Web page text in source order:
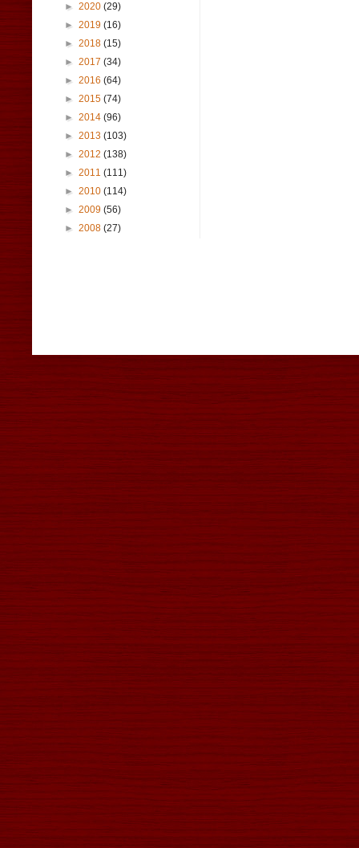
► 2020 (29)
► 2019 (16)
► 2018 (15)
► 2017 (34)
► 2016 (64)
► 2015 (74)
► 2014 (96)
► 2013 (103)
► 2012 (138)
► 2011 (111)
► 2010 (114)
► 2009 (56)
► 2008 (27)